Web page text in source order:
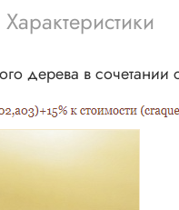
Характеристики
дерева в